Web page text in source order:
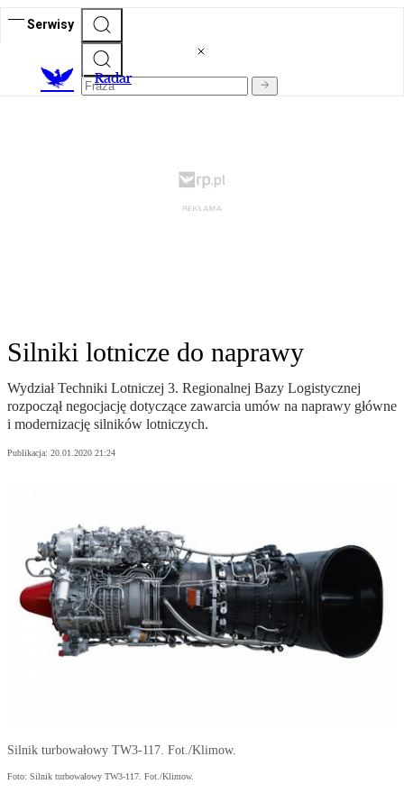
Serwisy
Radar
Silniki lotnicze do naprawy
Wydział Techniki Lotniczej 3. Regionalnej Bazy Logistycznej
rozpoczął negocjację dotyczące zawarcia umów na naprawy główne
i modernizację silników lotniczych.
Publikacja: 20.01.2020 21:24
Silnik turbowałowy TW3-117. Fot./Klimow.
Foto: Silnik turbowałowy TW3-117. Fot./Klimow.